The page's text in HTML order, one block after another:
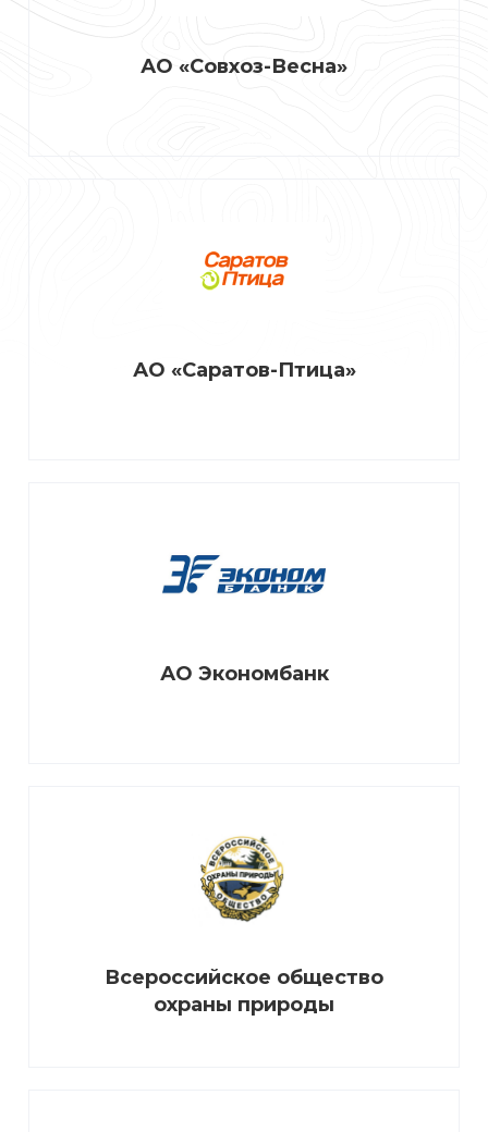
АО «Совхоз-Весна»
АО «Саратов-Птица»
АО Экономбанк
Всероссийское общество
охраны природы